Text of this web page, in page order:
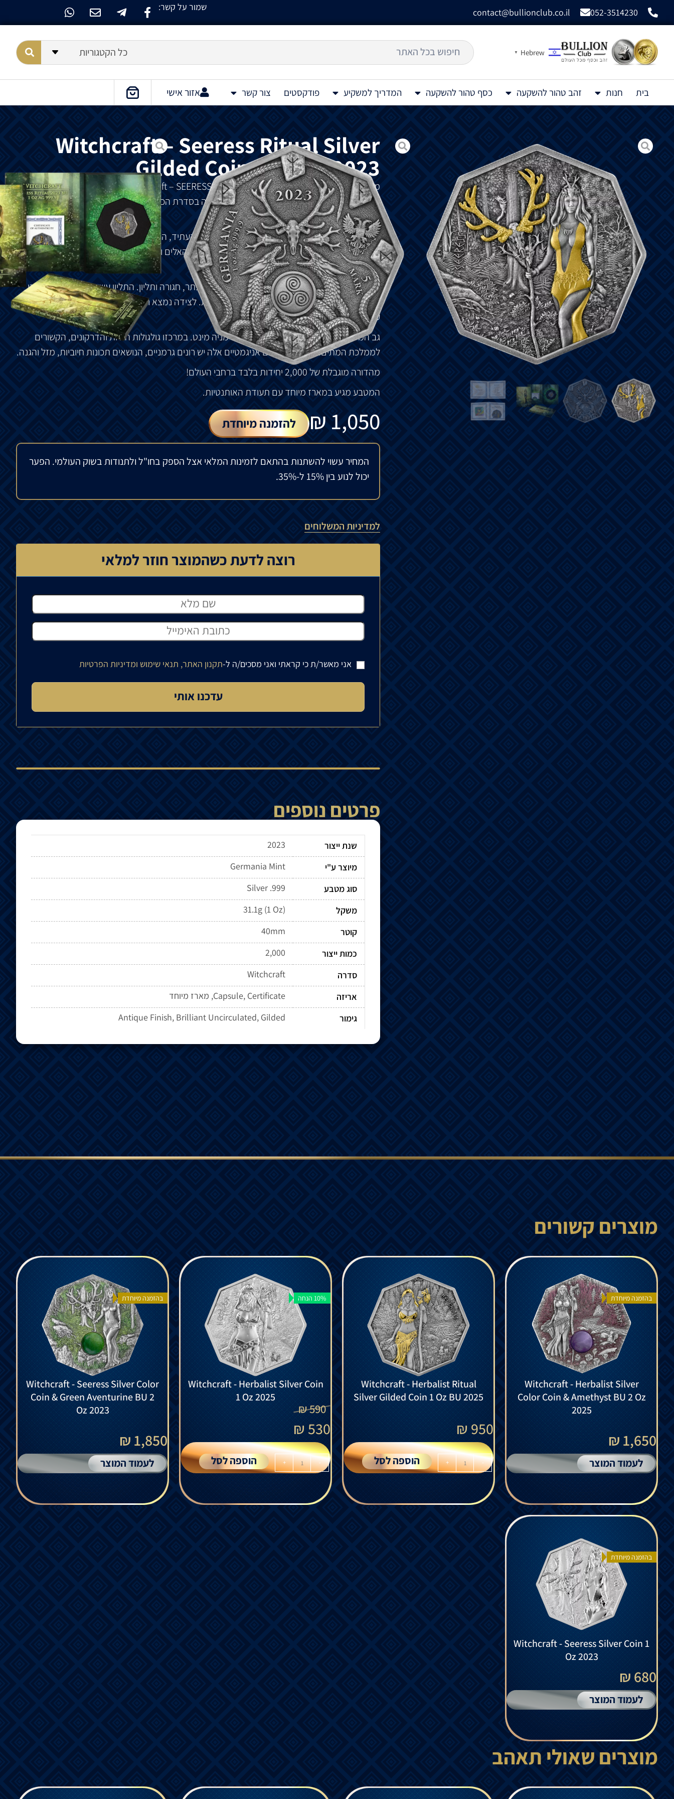
052-3514230
contact@bullionclub.co.il שמור על קשר:
Hebrew
▼ כל הקטגוריות
בית חנות זהב טהור להשקעה כסף טהור להשקעה המדריך למשקיע פודקסטים צור קשר אזור אישי
Witchcraft – Seeress Ritual Silver
Gilded Coin 1 Oz BU 2023
מטבעכסףWitchcraft –
SEERESS RitualSilver Coin 1 Oz BU 2023 בצורתמתומן בציפויזהב
חלקי,צבעUV וגימורעתיקהואהמהדורההראשונהבסדרתהכישוףשלGermania Mint. בסדרהיוצגו
מכשפותגרמניות.
במהדורהזו: Seeress, מכשפהגרמנית,שניבאהאתהעתיד, הרחיקה רוחותרעותובעלתידע נרחב
בבוטניקה.ה-Seeress החזיקהבמקוםייחודיבלבםשלהאלים והןשלבניהאדם,ואפילוהאלהאדיראודין
ביקשאתעצתה.
חזיתהמטבעמציגאתה-Seeress בלבושטקסיעםכתר, חגורה ותליון. התליוןעשוימשבריגולגולתצבי
וקרניים.בידהמטהטקסי,סמללסמכותההמיסטית.לצידה נמצארטטוסק,הסנאיהמיתולוגיהמופקד
עלנשיאתמסריםביןתושביעץהעולם,יגדרסיל.
גבהמטבעמציגאתהנשרהדו–ראשישלגרמניה מינט.במרכזו גולגולותהחיותוהדרקונים, הקשורים
לממלכתהמתים.מסביבלסמליםאניגמטיים אלה יש רוניםגרמניים, הנושאים תכונותחיוביות, מזלוהגנה.
מהדורה מוגבלתשל יחידותבלבדברחבי העולם!
המטבעמגיעבמארז מיוחדעם תעודתהאותנטיות.
1,050
₪ להזמנה מיוחדת
המחיר עשוי להשתנות בהתאם לזמינות המלאי אצל הספק בחו"ל ולתנודות בשוק העולמי. הפער
יכול לנוע בין 15% ל-35%.
למדיניות המשלוחים
רוצה לדעת כשהמוצר חוזר למלאי
אני מאשר/ת כי קראתי ואני מסכים/ה ל-תקנון האתר, תנאי שימוש ומדיניות הפרטיות
פרטים נוספים
שנת ייצור
2023
מיוצר ע"י
Germania Mint
סוג מטבע
Silver .999
משקל
31.1g (1 Oz)
קוטר
40mm
כמות ייצור
2,000
סדרה
Witchcraft
אריזה
Capsule, Certificate, מארז מיוחד
גימור
Antique Finish, Brilliant Uncirculated, Gilded
מוצרים קשורים
בהזמנה מיוחדת
Witchcraft - Herbalist Silver
Color Coin & Amethyst BU 2 Oz
2025
1,650 ₪
לעמוד המוצר
Witchcraft - Herbalist Ritual
Silver Gilded Coin 1 Oz BU 2025
950
₪
-
+ הוספה לסל
10% הנחה
Witchcraft - Herbalist Silver Coin
1 Oz 2025
590
₪
530
₪
-
+ הוספה לסל
בהזמנה מיוחדת
Witchcraft - Seeress Silver Color
Coin & Green Aventurine BU 2
Oz 2023
1,850 ₪
לעמוד המוצר
בהזמנה מיוחדת
Witchcraft - Seeress Silver Coin 1
Oz 2023
680 ₪
לעמוד המוצר
מוצרים שאולי תאהב